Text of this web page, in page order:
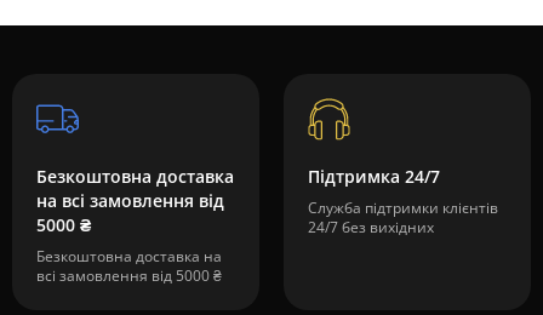
Безкоштовна доставка
на всі замовлення від
5000 ₴
Безкоштовна доставка на
всі замовлення від 5000 ₴
Підтримка 24/7
Служба підтримки клієнтів
24/7 без вихідних